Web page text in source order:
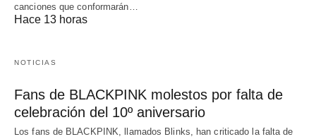
canciones que conformarán…
Hace 13 horas
NOTICIAS
Fans de BLACKPINK molestos por falta de
celebración del 10º aniversario
Los fans de BLACKPINK, llamados Blinks, han criticado la falta de